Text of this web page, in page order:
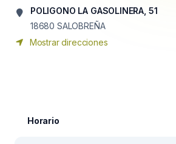
POLIGONO LA GASOLINERA, 51
18680 SALOBREÑA
Mostrar direcciones
Horario